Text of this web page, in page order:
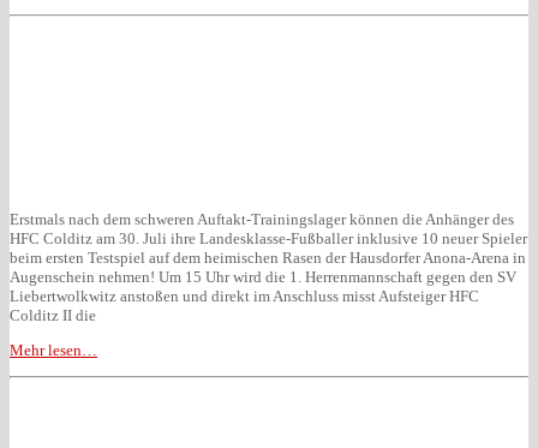
Erstmals nach dem schweren Auftakt-Trainingslager können die Anhänger des
HFC Colditz am 30. Juli ihre Landesklasse-Fußballer inklusive 10 neuer Spieler
beim ersten Testspiel auf dem heimischen Rasen der Hausdorfer Anona-Arena in
Augenschein nehmen! Um 15 Uhr wird die 1. Herrenmannschaft gegen den SV
Liebertwolkwitz anstoßen und direkt im Anschluss misst Aufsteiger HFC
Colditz II die
Mehr lesen…